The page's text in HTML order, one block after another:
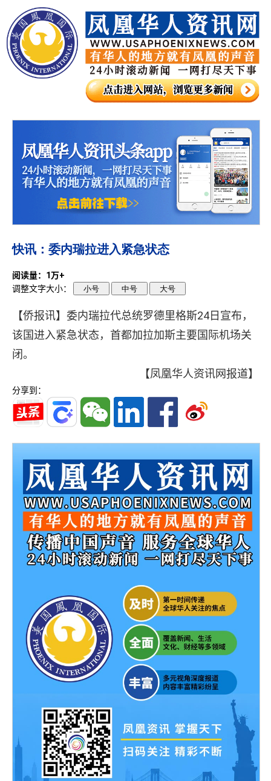
快讯：委内瑞拉进入紧急状态
阅读量：1万+
调整文字大小：
小号 中号 大号
【侨报讯】委内瑞拉代总统罗德里格斯24日宣布，
该国进入紧急状态，首都加拉加斯主要国际机场关
闭。
【凤凰华人资讯网报道】
分享到：